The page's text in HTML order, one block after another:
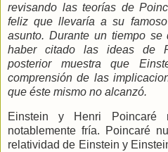
revisando las teorías de
feliz que llevaría a su
asunto. Durante un tiempo
haber citado las ideas de
posterior muestra que
comprensión de las
que éste mismo no alcanzó.
Einstein y Henri Poincaré
notablemente fría. Poincaré
relatividad de Einstein y